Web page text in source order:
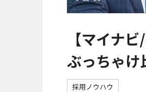
【マイナ
ぶっちゃけ
採用ノウハウ